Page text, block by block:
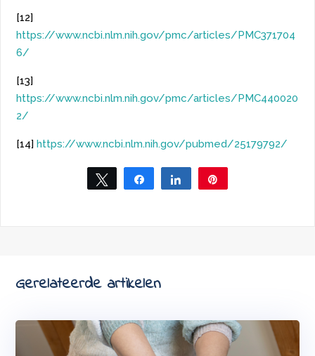
[12]
https://www.ncbi.nlm.nih.gov/pmc/articles/PMC371704
6/
[13]
https://www.ncbi.nlm.nih.gov/pmc/articles/PMC440020
2/
[14]https://www.ncbi.nlm.nih.gov/pubmed/25179792/
Tweet Share Share
Gerelateerde artikelen